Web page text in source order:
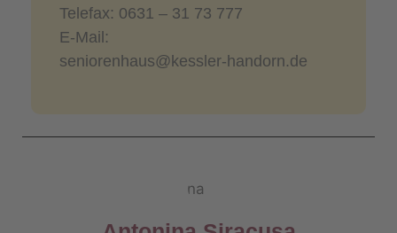
Telefax: 0631 – 31 73 777
E-Mail:
seniorenhaus@kessler-handorn.de